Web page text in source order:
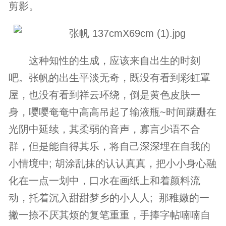
剪影。
这种知性的生成，应该来自出生的时刻
吧。张帆的出生平淡无奇，既没有看到彩虹罩
屋，也没有看到祥云环绕，倒是黄色皮肤一
身，嘤嘤奄奄中高高吊起了输液瓶~时间蹒跚在
光阴中延续，其柔弱的音声，寡言少语不合
群，但是能自得其乐，将自己深深埋在自我的
小情境中; 胡涂乱抹的认认真真，把小小身心融
化在一点一划中，口水在画纸上和着颜料流
动，托着沉入甜甜梦乡的小人人; 那稚嫩的一
撇一捺不厌其烦的复笔重重，手捧字帖喃喃自